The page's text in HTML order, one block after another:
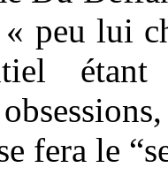
peu lui
fera le